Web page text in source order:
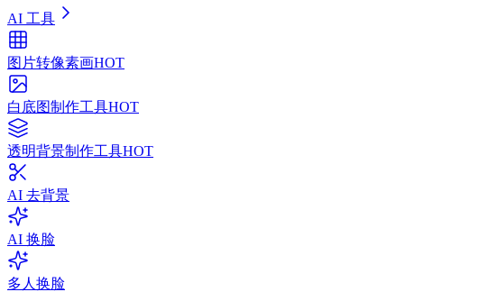
AI 工具
图片转像素画HOT
白底图制作工具HOT
透明背景制作工具HOT
AI 去背景
AI 换脸
多人换脸